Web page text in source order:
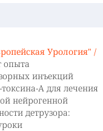
Урология" /
опыта
инъекций
А для лечения
нейрогенной
детрузора: